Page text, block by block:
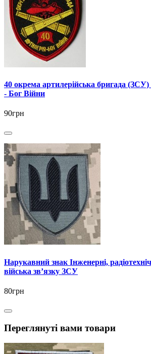
40 окрема артилерійська бригада
- Бог Війни
90грн
Нарукавний знак Інженерні,
війська зв’язку ЗСУ
80грн
Переглянуті вами товари